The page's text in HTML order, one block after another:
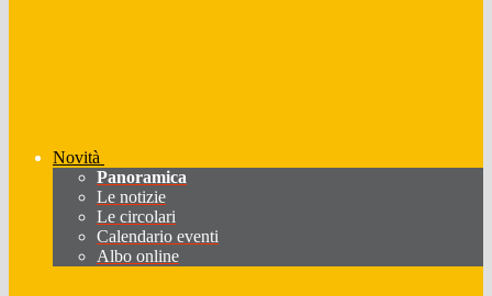
Novità
Panoramica
Le notizie
Le circolari
Calendario eventi
Albo online